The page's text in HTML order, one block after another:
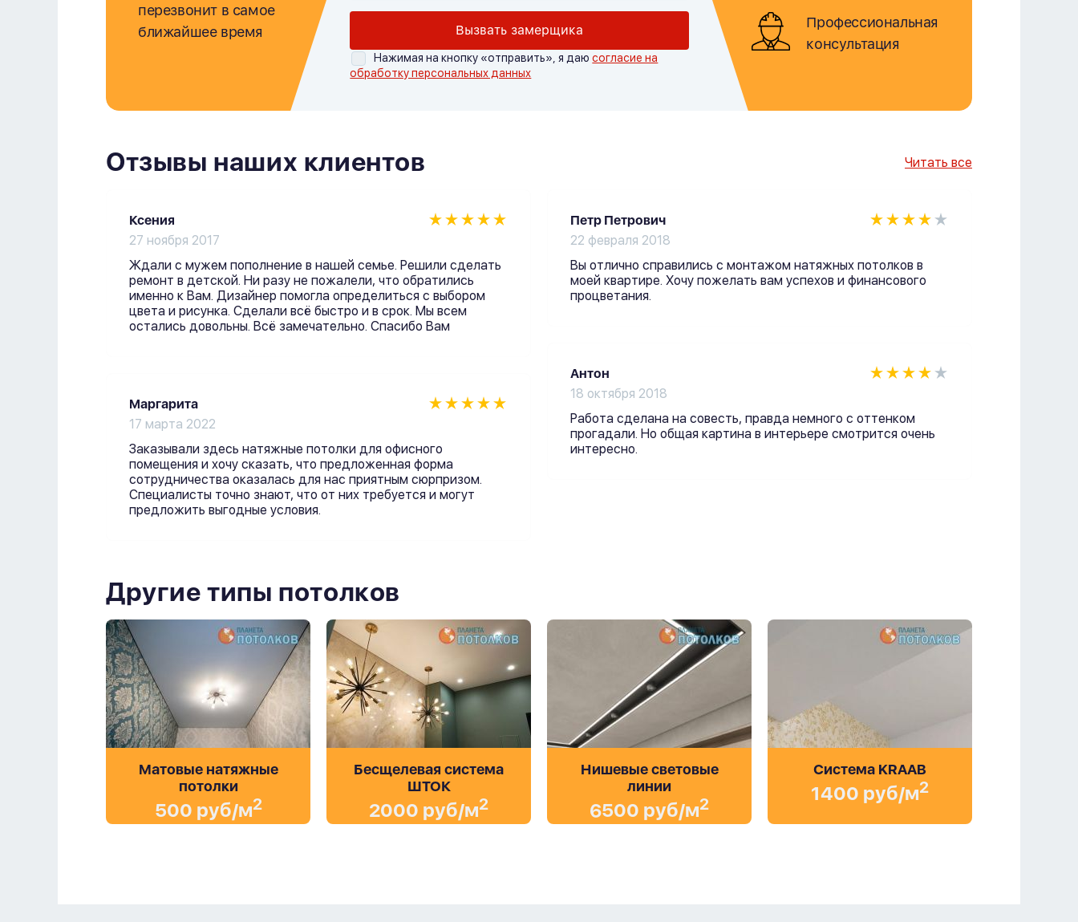
перезвонит в самое
ближайшее время
Вызвать замерщика
Нажимая на кнопку «отправить», я даюсогласие на
обработку персональных данных
Профессиональная
консультация
Отзывы наших клиентов Читать все
Ксения
27 ноября 2017
Ждали с мужем пополнение в нашей семье. Решили сделать
ремонт в детской. Ни разу не пожалели, что обратились
именно к Вам. Дизайнер помогла определиться с выбором
цвета и рисунка. Сделали всё быстро и в срок. Мы всем
остались довольны. Всё замечательно. Спасибо Вам
Маргарита
17 марта 2022
Заказывали здесь натяжные потолки для офисного
помещения и хочу сказать, что предложенная форма
сотрудничества оказалась для нас приятным сюрпризом.
Специалисты точно знают, что от них требуется и могут
предложить выгодные условия.
Петр Петрович
22 февраля 2018
Вы отлично справились с монтажом натяжных потолков в
моей квартире. Хочу пожелать вам успехов и финансового
процветания.
Антон
18 октября 2018
Работа сделана на совесть, правда немного с оттенком
прогадали. Но общая картина в интерьере смотрится очень
интересно.
Другие типы потолков
Матовые натяжные
потолки
500 руб/м2
Бесщелевая система
ШТОК
2000 руб/м2
Нишевые световые
линии
6500 руб/м2
Система KRAAB
1400 руб/м2